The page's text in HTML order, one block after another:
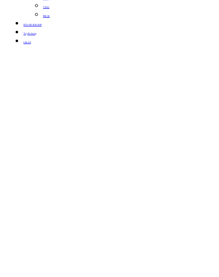
Video
Bản tin
Hội viên thân thiết
Tuyển dụng
Liên hệ